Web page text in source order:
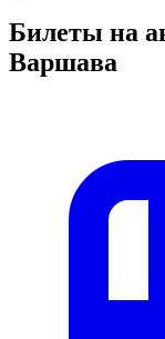
Билеты на
Варшава